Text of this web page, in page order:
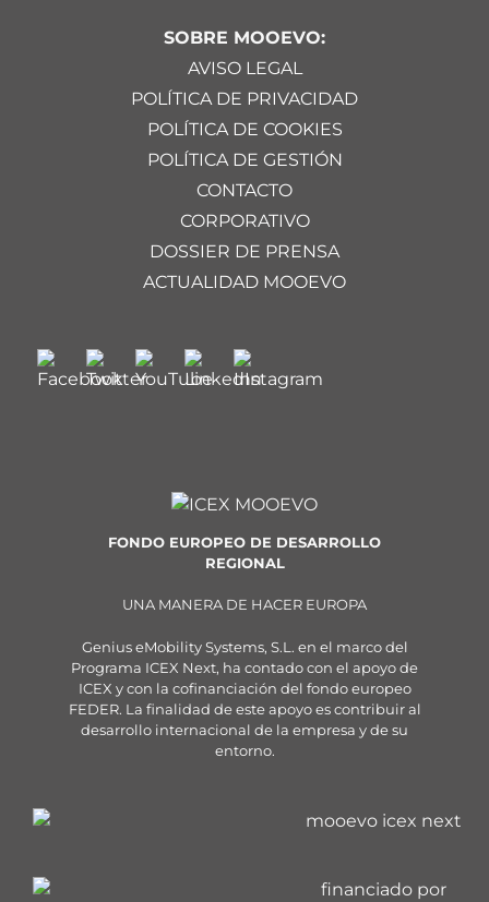
SOBRE MOOEVO:
AVISO LEGAL
POLÍTICA DE PRIVACIDAD
POLÍTICA DE COOKIES
POLÍTICA DE GESTIÓN
CONTACTO
CORPORATIVO
DOSSIER DE PRENSA
ACTUALIDAD MOOEVO
FONDO EUROPEO DE DESARROLLO
REGIONAL
UNA MANERA DE HACER EUROPA
Genius eMobility Systems, S.L. en el marco del
Programa ICEX Next, ha contado con el apoyo de
ICEX y con la cofinanciación del fondo europeo
FEDER. La finalidad de este apoyo es contribuir al
desarrollo internacional de la empresa y de su
entorno.